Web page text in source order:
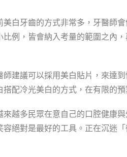
白牙齒的方式非常多，牙醫師
例，皆會納入考量的範圍之內
建議可以採用美白貼片，來達
配冷光美白的方式，在有限的預
越多民眾在意自己的口腔健康
絕對是最好的工具。正在沉迷